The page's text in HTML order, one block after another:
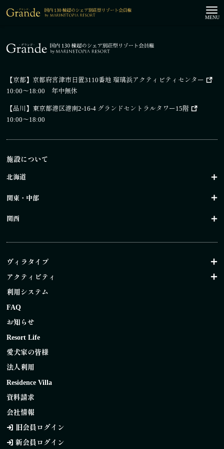
【京都】 京都府宮津市日置3110番地 瑠璃浜アクティビティセンター
10:00～18:00 年中無休
【品川】 東京都港区港南2-16-4 グランドセントラルタワー15階
10:00～18:00
施設について
北海道
関東・中部
関西
ヴィラタイプ
アクティビティ
利用システム
FAQ
お知らせ
Resort Life
愛犬家の皆様
法人利用
Residence Villa
資料請求
会社情報
旧会員ログイン
新会員ログイン